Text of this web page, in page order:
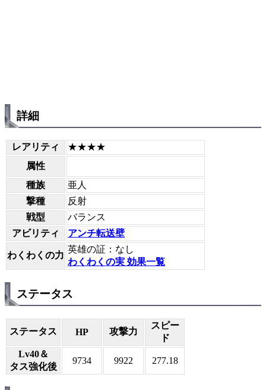
詳細
レアリティ
★★★★
属性
種族
亜人
撃種
反射
戦型
バランス
アビリティ
アンチ転送壁
わくわくの力
英雄の証：なし
わくわくの実 効果一覧
ステータス
ステータス HP 攻撃力
スピー
ド
Lv40＆
タス強化後
9734 9922 277.18